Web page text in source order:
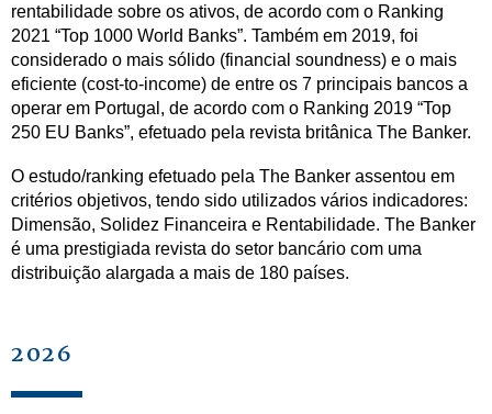
rentabilidade sobre os ativos, de acordo com o Ranking
2021 “Top 1000 World Banks”. Também em 2019, foi
considerado o mais sólido (financial soundness) e o mais
eficiente (cost-to-income) de entre os 7 principais bancos a
operar em Portugal, de acordo com o Ranking 2019 “Top
250 EU Banks”, efetuado pela revista britânica The Banker.
O estudo/ranking efetuado pela The Banker assentou em
critérios objetivos, tendo sido utilizados vários indicadores:
Dimensão, Solidez Financeira e Rentabilidade. The Banker
é uma prestigiada revista do setor bancário com uma
distribuição alargada a mais de 180 países.
2026